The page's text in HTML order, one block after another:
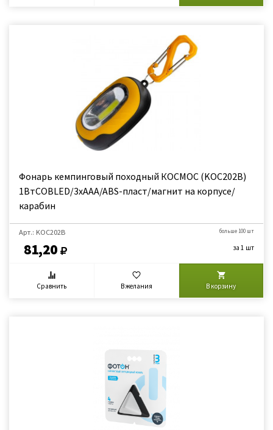
Фонарь кемпинговый походный КОСМОС (KOC202B)
1ВтCOBLED/3xAAA/ABS-пласт/магнит на корпусе/
карабин
Арт.: KOC202B
81,20
больше 100 шт
за 1 шт
Сравнить В желания В корзину